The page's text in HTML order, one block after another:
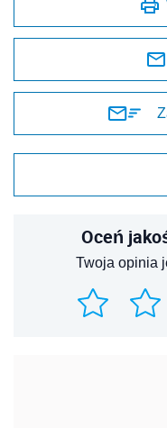
Oceń
Twoja opinia